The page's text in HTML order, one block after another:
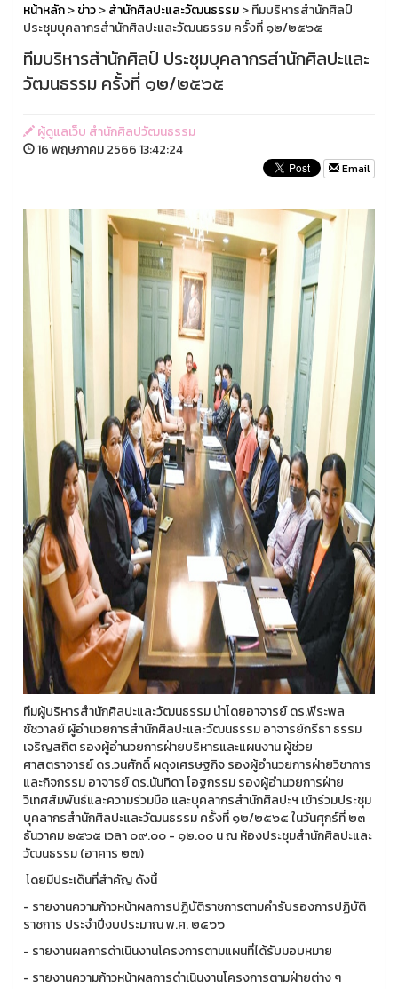
หน้าหลัก>ข่าว>สำนักศิลปะและวัฒนธรรม> ทีมบริหารสำนักศิลป์
ประชุมบุคลากรสำนักศิลปะและวัฒนธรรม ครั้งที่ ๑๒/๒๕๖๕
ทีมบริหารสำนักศิลป์ ประชุมบุคลากรสำนักศิลปะและ
วัฒนธรรม ครั้งที่ ๑๒/๒๕๖๕
ผู้ดูแลเว็บ สำนักศิลปวัฒนธรรม
16 พฤษภาคม 2566 13:42:24
Email
ทีมผู้บริหารสำนักศิลปะและวัฒนธรรม นำโดยอาจารย์ ดร.พีระพล
ชัชวาลย์ ผู้อำนวยการสำนักศิลปะและวัฒนธรรม อาจารย์กรีธา ธรรม
เจริญสถิต รองผู้อำนวยการฝ่ายบริหารและแผนงาน ผู้ช่วย
ศาสตราจารย์ ดร.วนศักดิ์ ผดุงเศรษฐกิจ รองผู้อำนวยการฝ่ายวิชาการ
และกิจกรรม อาจารย์ ดร.นันทิดา โอฐกรรม รองผู้อำนวยการฝ่าย
วิเทศสัมพันธ์และความร่วมมือ และบุคลากรสำนักศิลปะฯ เข้าร่วมประชุม
บุคลากรสำนักศิลปะและวัฒนธรรม ครั้งที่ ๑๒/๒๕๖๕ ในวันศุกร์ที่ ๒๓
ธันวาคม ๒๕๖๕ เวลา ๐๙.๐๐ - ๑๒.๐๐ น ณ ห้องประชุมสำนักศิลปะและ
วัฒนธรรม (อาคาร ๒๗)
โดยมีประเด็นที่สำคัญ ดังนี้
- รายงานความก้าวหน้าผลการปฏิบัติราชการตามคำรับรองการปฏิบัติ
ราชการ ประจำปีงบประมาณ พ.ศ. ๒๕๖๖
- รายงานผลการดำเนินงานโครงการตามแผนที่ได้รับมอบหมาย
- รายงานความก้าวหน้าผลการดำเนินงานโครงการตามฝ่ายต่าง ๆ